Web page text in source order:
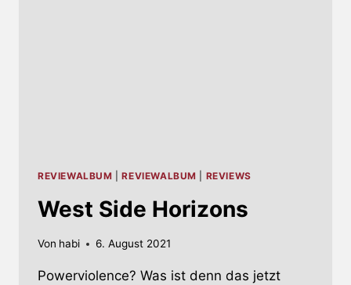
REVIEWALBUM |REVIEWALBUM REVIEWS
West Side Horizons
Von habi 6. August 2021
Powerviolence? Was ist denn das jetzt